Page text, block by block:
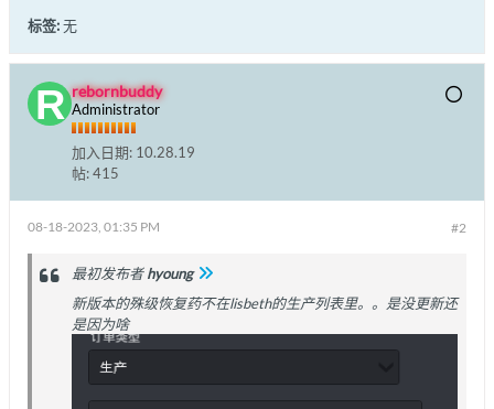
标签:无
rebornbuddy
Administrator
加入日期: 10.28.19
帖:415
#2
08-18-2023, 01:35 PM
最初发布者hyoung
新版本的殊级恢复药不在lisbeth的生产列表里。。是没更新还
是因为啥